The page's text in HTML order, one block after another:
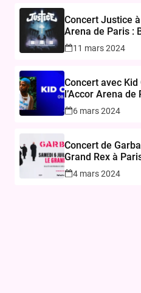
Concert Justice à
Arena de Paris :
Vente le 15 Mars
11 mars 2024
Concert avec Kid
l’Accor Arena de
mars 2025
6 mars 2024
Concert de
Grand Rex à
20244 mars 2024